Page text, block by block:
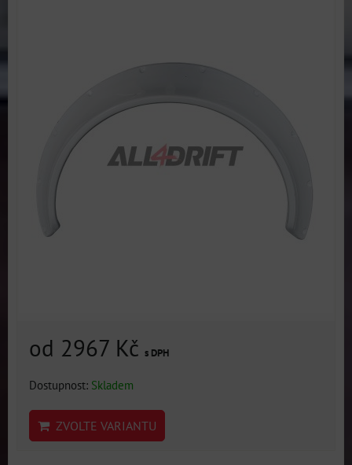
od 2967 Kč s DPH
Dostupnost: Skladem
ZVOLTE VARIANTU